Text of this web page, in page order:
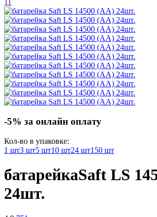
11
-5% за онлайн оплату
Кол-во в упаковке:
1 шт3 шт5 шт10 шт24 шт150 шт
батарейкаSaft LS
24шт.